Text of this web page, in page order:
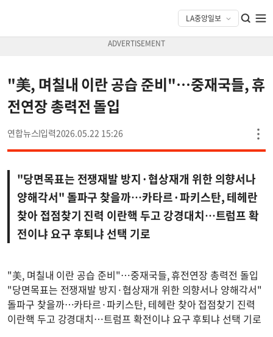
"美, 며칠내 이란 공습 준비"…중재국들, 휴
전연장 총력전 돌입
연합뉴스 2026.05.22 15:26
"당면목표는 전쟁재발 방지·협상재개 위한 의향서나
양해각서" 돌파구 찾을까…카타르·파키스탄, 테헤란
찾아 접점찾기 진력 이란핵 두고 강경대치…트럼프 확
전이냐 요구 후퇴냐 선택 기로
"美, 며칠내 이란 공습 준비"…중재국들, 휴전연장 총력전 돌입
"당면목표는 전쟁재발 방지·협상재개 위한 의향서나 양해각서"
돌파구 찾을까…카타르·파키스탄, 테헤란 찾아 접점찾기 진력
이란핵 두고 강경대치…트럼프 확전이냐 요구 후퇴냐 선택 기로